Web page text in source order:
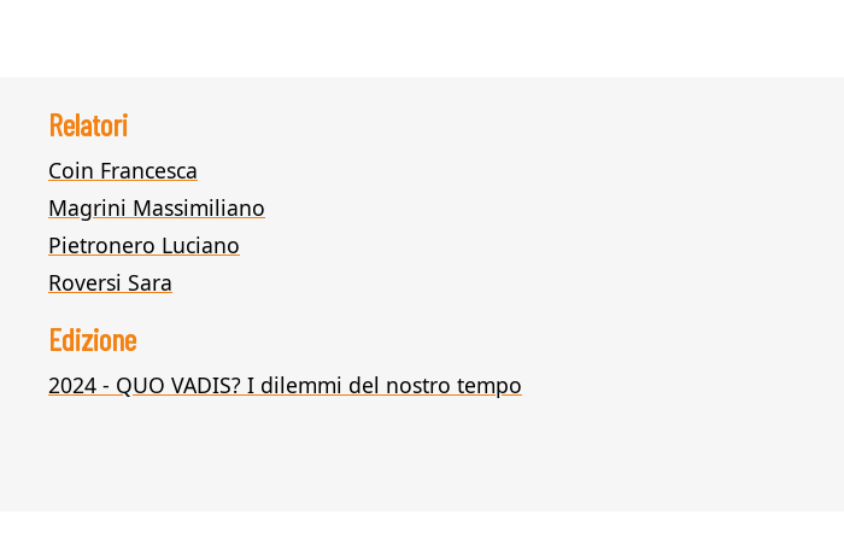
Relatori
Coin Francesca
Magrini Massimiliano
Pietronero Luciano
Roversi Sara
Edizione
2024 - QUO VADIS? I dilemmi del nostro tempo